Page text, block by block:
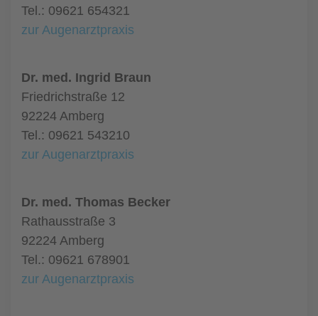
Tel.: 09621 654321
zur Augenarztpraxis
Dr. med. Ingrid Braun
Friedrichstraße 12
92224 Amberg
Tel.: 09621 543210
zur Augenarztpraxis
Dr. med. Thomas Becker
Rathausstraße 3
92224 Amberg
Tel.: 09621 678901
zur Augenarztpraxis